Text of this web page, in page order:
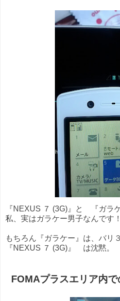
『NEXUS ７ (3G)』と 『ガラ
私、実はガラケー男子なんで
もちろん 『ガラケー 』 は、バリ
『NEXUS ７ (3G)』 は沈黙。
FOMAプラスエリア内で